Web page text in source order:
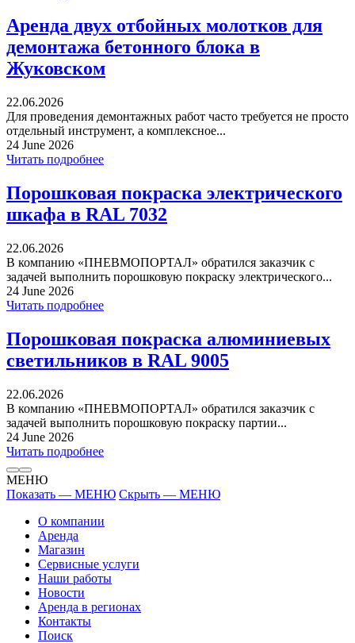
Аренда двух отбойных молотков для
демонтажа бетонного блока в
Жуковском
22.06.2026
Для проведения демонтажных работ часто требуется не просто
отдельный инструмент, а комплексное...
24 June 2026
Читать подробнее
Порошковая покраска электрического
шкафа в RAL 7032
22.06.2026
В компанию «ПНЕВМОПОРТАЛ» обратился заказчик с
задачей выполнить порошковую покраску электрического...
24 June 2026
Читать подробнее
Порошковая покраска алюминиевых
светильников в RAL 9005
22.06.2026
В компанию «ПНЕВМОПОРТАЛ» обратился заказчик с
задачей выполнить порошковую покраску партии...
24 June 2026
Читать подробнее
МЕНЮ
Показать — МЕНЮ Скрыть — МЕНЮ
О компании
Аренда
Магазин
Сервисные услуги
Наши работы
Новости
Аренда в регионах
Контакты
Поиск